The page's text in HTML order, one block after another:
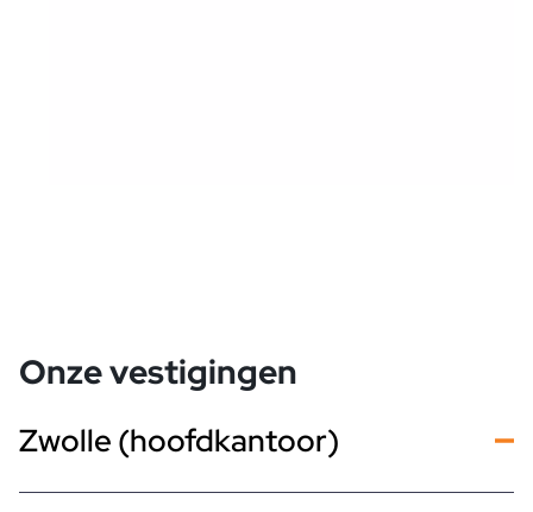
Onze vestigingen
Zwolle (hoofdkantoor)